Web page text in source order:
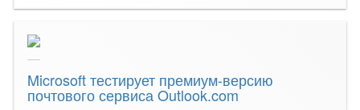
Microsoft тестирует премиум-версию
почтового сервиса Outlook.com